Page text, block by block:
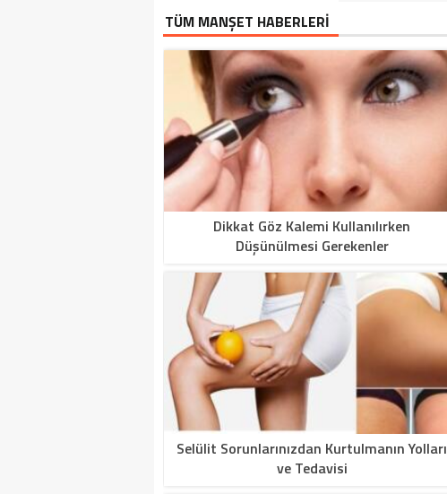
TÜM MANŞET HABERLERİ
Dikkat Göz Kalemi Kullanılırken
Düşünülmesi Gerekenler
Selülit Sorunlarınızdan Kurtulmanın Yolları
ve Tedavisi